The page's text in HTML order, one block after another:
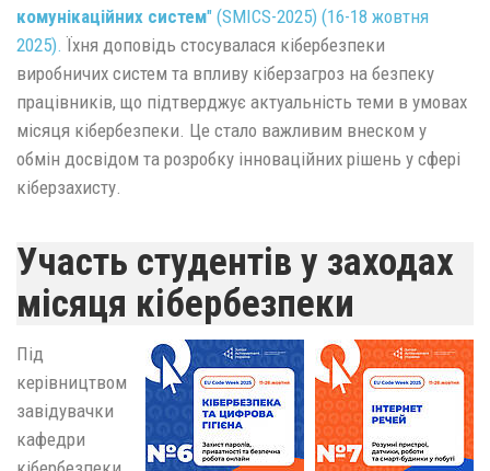
комунікаційних систем" (SMICS-2025) (16-18 жовтня
2025). Їхня доповідь стосувалася кібербезпеки
виробничих систем та впливу кіберзагроз на безпеку
працівників, що підтверджує актуальність теми в умовах
місяця кібербезпеки. Це стало важливим внеском у
обмін досвідом та розробку інноваційних рішень у сфері
кіберзахисту.
Участь студентів у заходах
місяця кібербезпеки
Під
керівництвом
завідувачки
кафедри